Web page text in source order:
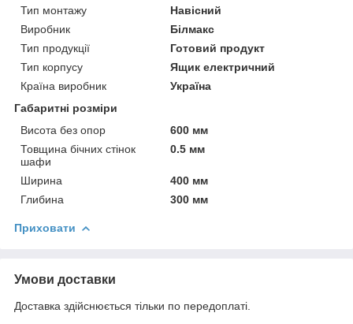
Тип монтажу
Навісний
Виробник
Білмакс
Тип продукції
Готовий продукт
Тип корпусу
Ящик електричний
Країна виробник
Україна
Габаритні розміри
Висота без опор
600 мм
Товщина бічних стінок
шафи
0.5 мм
Ширина
400 мм
Глибина
300 мм
Приховати
Умови доставки
Доставка здійснюється тільки по передоплаті.